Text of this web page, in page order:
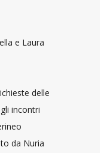
e Laura
delle
incontri
da Nuria